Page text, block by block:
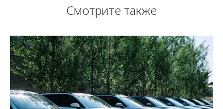
Смотрите также